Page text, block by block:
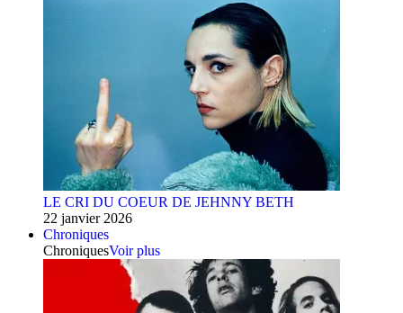
LE CRI DU COEUR DE JEHNNY BETH
22 janvier 2026
Chroniques
ChroniquesVoir plus